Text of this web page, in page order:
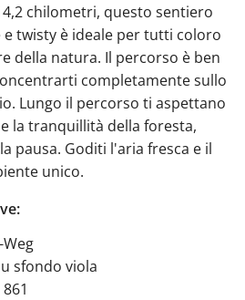
chilometri, questo sentiero
e twisty è ideale per tutti coloro
della natura. Il percorso è ben
completamente sullo
Lungo il percorso ti aspettano
la tranquillità della foresta,
pausa. Goditi l'aria fresca e il
unico.
sfondo viola